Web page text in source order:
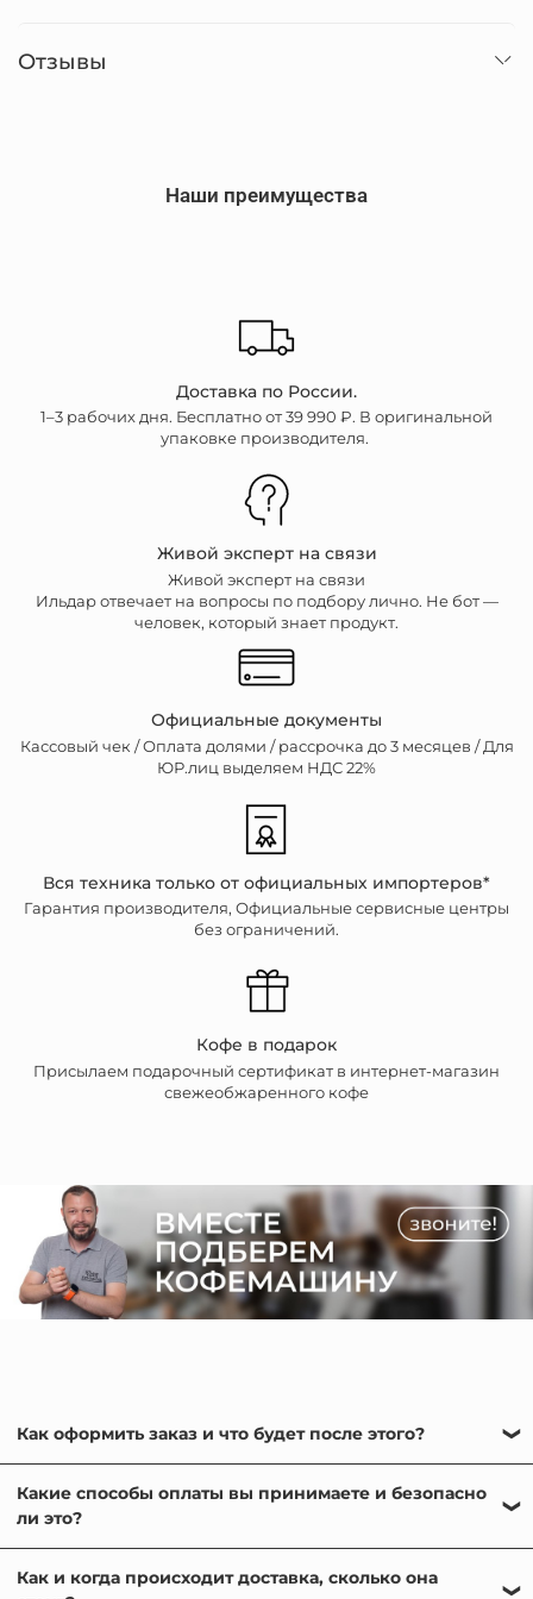
Отзывы
Наши преимущества
Доставка по России.
1–3 рабочих дня. Бесплатно от 39 990 ₽. В оригинальной
упаковке производителя.
Живой эксперт на связи
Живой эксперт на связи
Ильдар отвечает на вопросы по подбору лично. Не бот —
человек, который знает продукт.
Официальные документы
Кассовый чек /Оплата долями / рассрочка до 3 месяцев / Для
ЮР.лиц выделяем НДС 22%
Вся техника только от официальных импортеров*
Гарантия производителя, Официальные сервисные центры
без ограничений.
Кофе в подарок
Присылаем подарочный сертификат в интернет-магазин
свежеобжаренного кофе
Как оформить заказ и что будет после этого?
выберете нужную кофемашину или кофеварку в
каталоге, добавьте понравившиеся товары в корзину и
следуйте подсказкам на каждом шаге. После
подтверждения заказа с вами свяжется наш менеджер-
Какие способы оплаты вы принимаете и безопасно
ли это?
картой онлайн, картой или наличными при получении
Как и когда происходит доставка, сколько она